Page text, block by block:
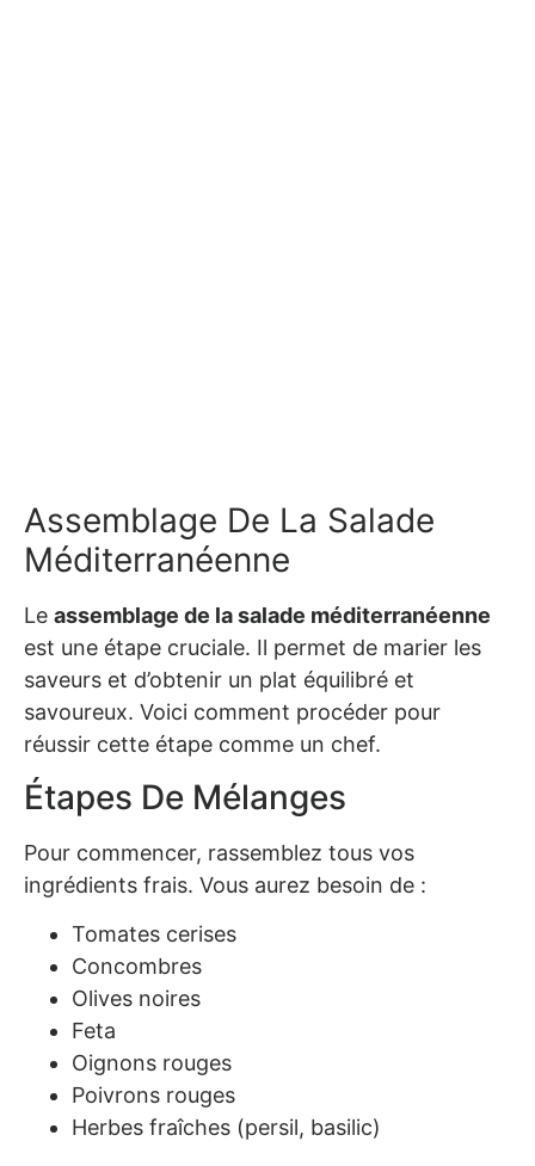
Assemblage De La Salade
Méditerranéenne
Le assemblage de la salade méditerranéenne
est une étape cruciale. Il permet de marier les
saveurs et d’obtenir un plat équilibré et
savoureux. Voici comment procéder pour
réussir cette étape comme un chef.
Étapes De Mélanges
Pour commencer, rassemblez tous vos
ingrédients frais. Vous aurez besoin de :
Tomates cerises
Concombres
Olives noires
Feta
Oignons rouges
Poivrons rouges
Herbes fraîches (persil, basilic)